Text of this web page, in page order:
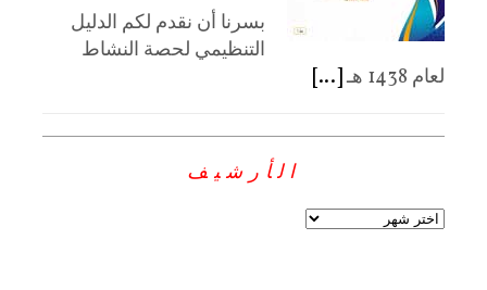
بسرنا أن نقدم لكم الدليل
التنظيمي لحصة النشاط
لعام 1438 هـ
[...]
الأرشيف